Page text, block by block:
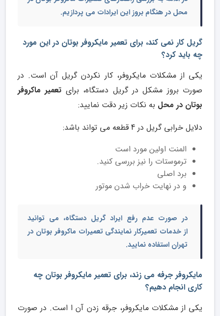
محل در هنگام بروز این ایرادات می پردازیم.
گریل کار نمی کند، برای تعمیر مایکروفر بوتان در این مورد
چه باید کرد؟
یکی از مشکلات مایکروفر، کار نکردن گریل آن است. در
صورت بروز مشکل در گریل دستگاه، برای تعمیر ماکروفر
بوتان در محل به نکات زیر دقت نمایید:
دلایل خرابی گریل در 4 قطعه می تواند باشد:
المنت اولین مورد است
ترموستات را نیز بررسی کنید.
برد اصلی
و در نهایت خراب شدن موتور
در صورت عدم رفع ایراد گریل دستگاه، می توانید
از خدمات تعمیرکار نمایندگی تعمیرات ماکروفر بوتان در
تهران استفاده نمایید.
مایکروفر جرفه می زند، برای تعمیر مایکروفر بوتان چه
کاری انجام دهیم؟
یکی از مشکلات مایکروفر، جرقه زدن آن ا است. در صورت